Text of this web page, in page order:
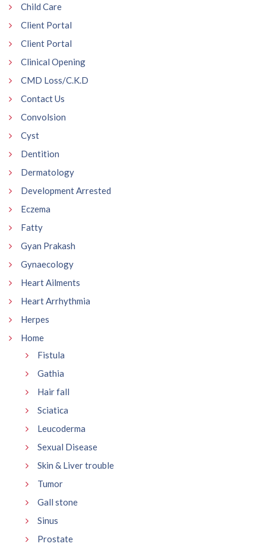
Child Care
Client Portal
Client Portal
Clinical Opening
CMD Loss/C.K.D
Contact Us
Convolsion
Cyst
Dentition
Dermatology
Development Arrested
Eczema
Fatty
Gyan Prakash
Gynaecology
Heart Ailments
Heart Arrhythmia
Herpes
Home
Fistula
Gathia
Hair fall
Sciatica
Leucoderma
Sexual Disease
Skin & Liver trouble
Tumor
Gall stone
Sinus
Prostate